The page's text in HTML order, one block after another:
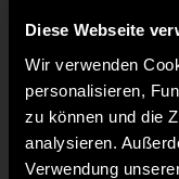
Diese Webseite
Wir verwenden
personalisieren,
zu können und die
analysieren.
Verwendung
45'
TOR